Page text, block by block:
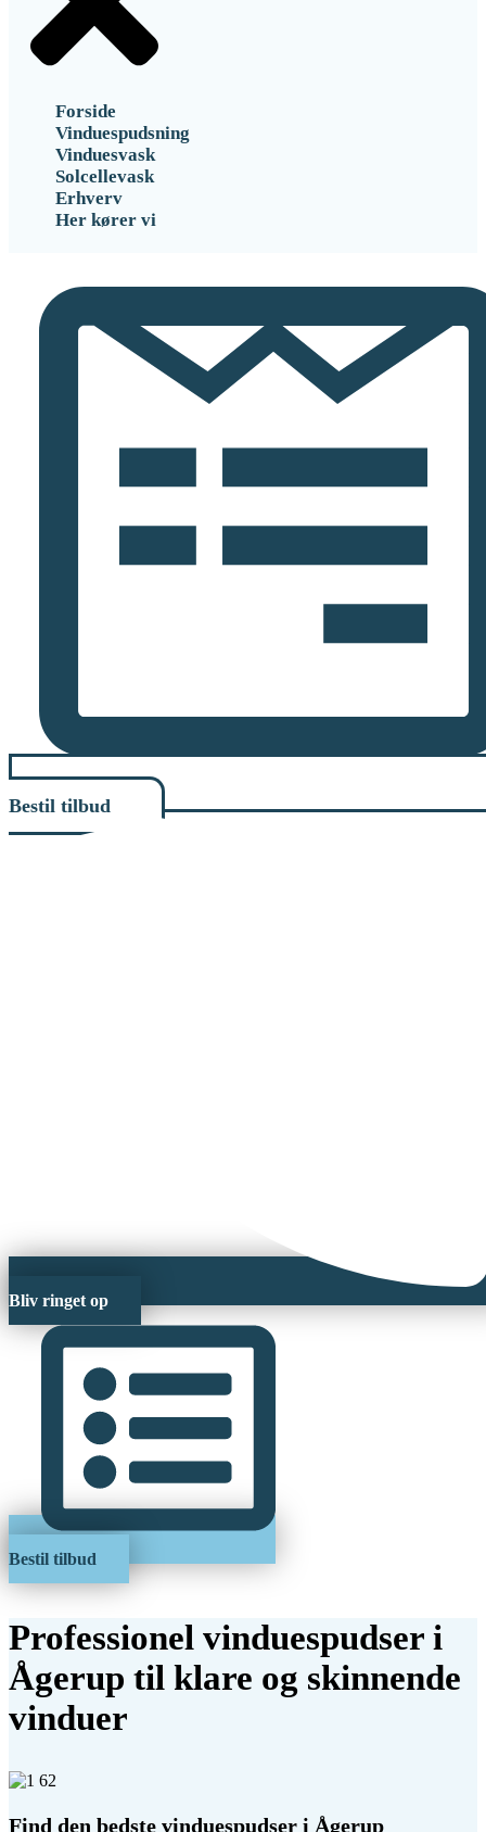
Forside
Vinduespudsning
Vinduesvask
Solcellevask
Erhverv
Her kører vi
Bestil tilbud
Bliv ringet op
Bestil tilbud
Professionel vinduespudser i
Ågerup til klare og skinnende
vinduer
Find den bedste vinduespudser i Ågerup